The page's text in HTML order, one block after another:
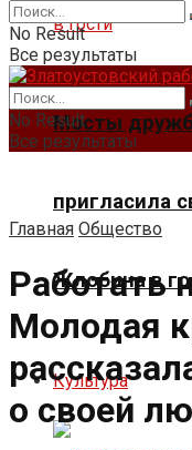
Мосты
пригласила
Жлобина в
Культура
No Result
Все результаты
No Result
Все результаты
Главная Общество
Работать
Молодая
о своей